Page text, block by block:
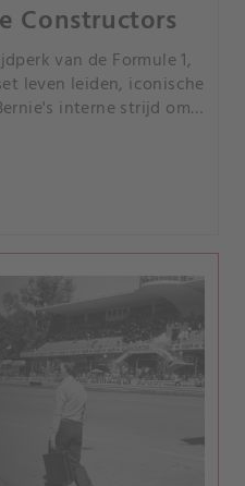
Constructors
van de Formule 1,
leven leiden, iconische
interne strijd om